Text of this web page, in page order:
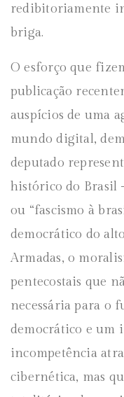
redibitoriamente
briga.
O esforço que
publicação
auspícios de uma
mundo digital,
deputado
histórico do Brasil
ou “fascismo à
democrático do
Armadas, o
pentecostais que
necessária para o
democrático e um
incompetência
cibernética, mas